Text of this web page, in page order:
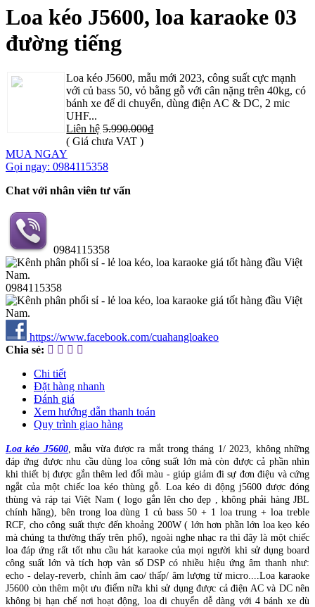
Loa kéo J5600, loa karaoke 03
đường tiếng
Loa kéo J5600, mẫu mới 2023, công suất cực mạnh
với củ bass 50, vỏ bằng gỗ với cân nặng trên 40kg, có
bánh xe để di chuyển, dùng điện AC & DC, 2 mic
UHF...
Liên hệ 5.990.000₫
( Giá chưa VAT )
MUA NGAY
Gọi ngay: 0984115358
Chat với nhân viên tư vấn
0984115358
0984115358
https://www.facebook.com/cuahangloakeo
Chia sẻ:
Chi tiết
Đặt hàng nhanh
Đánh giá
Xem hướng dẫn thanh toán
Quy trình giao hàng
Loa kéo J5600, mẫu vừa được ra mắt trong tháng 1/ 2023, không những
đáp ứng được nhu cầu dùng loa công suất lớn mà còn được cả phần nhìn
khi thiết bị được gắn thêm led đổi màu - giúp giảm đi sự đơn điệu và cứng
ngắt của một chiếc loa kéo thùng gỗ. Loa kéo di động j5600 được đóng
thùng và ráp tại Việt Nam ( logo gắn lên cho đẹp , không phải hàng JBL
chính hãng), bên trong loa dùng 1 củ bass 50 + 1 loa trung + loa treble
RCF, cho công suất thực đến khoảng 200W ( lớn hơn phần lớn loa kẹo kéo
mà chúng ta thường thấy trên phố), ngoài nghe nhạc ra thì đây là một chiếc
loa đáp ứng rất tốt nhu cầu hát karaoke của mọi người khi sử dụng board
công suất lớn và tích hợp vàn số DSP có nhiều hiệu ứng âm thanh như:
echo - delay-reverb, chỉnh âm cao/ thấp/ âm lượng từ micro....Loa karaoke
J5600 còn thêm một ưu điểm nữa khi sử dụng được cả điện AC và DC nên
không bị hạn chế nơi hoạt động, loa di chuyển dễ dàng với 4 bánh xe dù